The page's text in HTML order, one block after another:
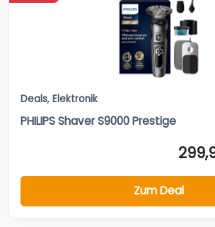
Deals, Elektronik
PHILIPS Shaver S9000 Prestige
Zum Deal